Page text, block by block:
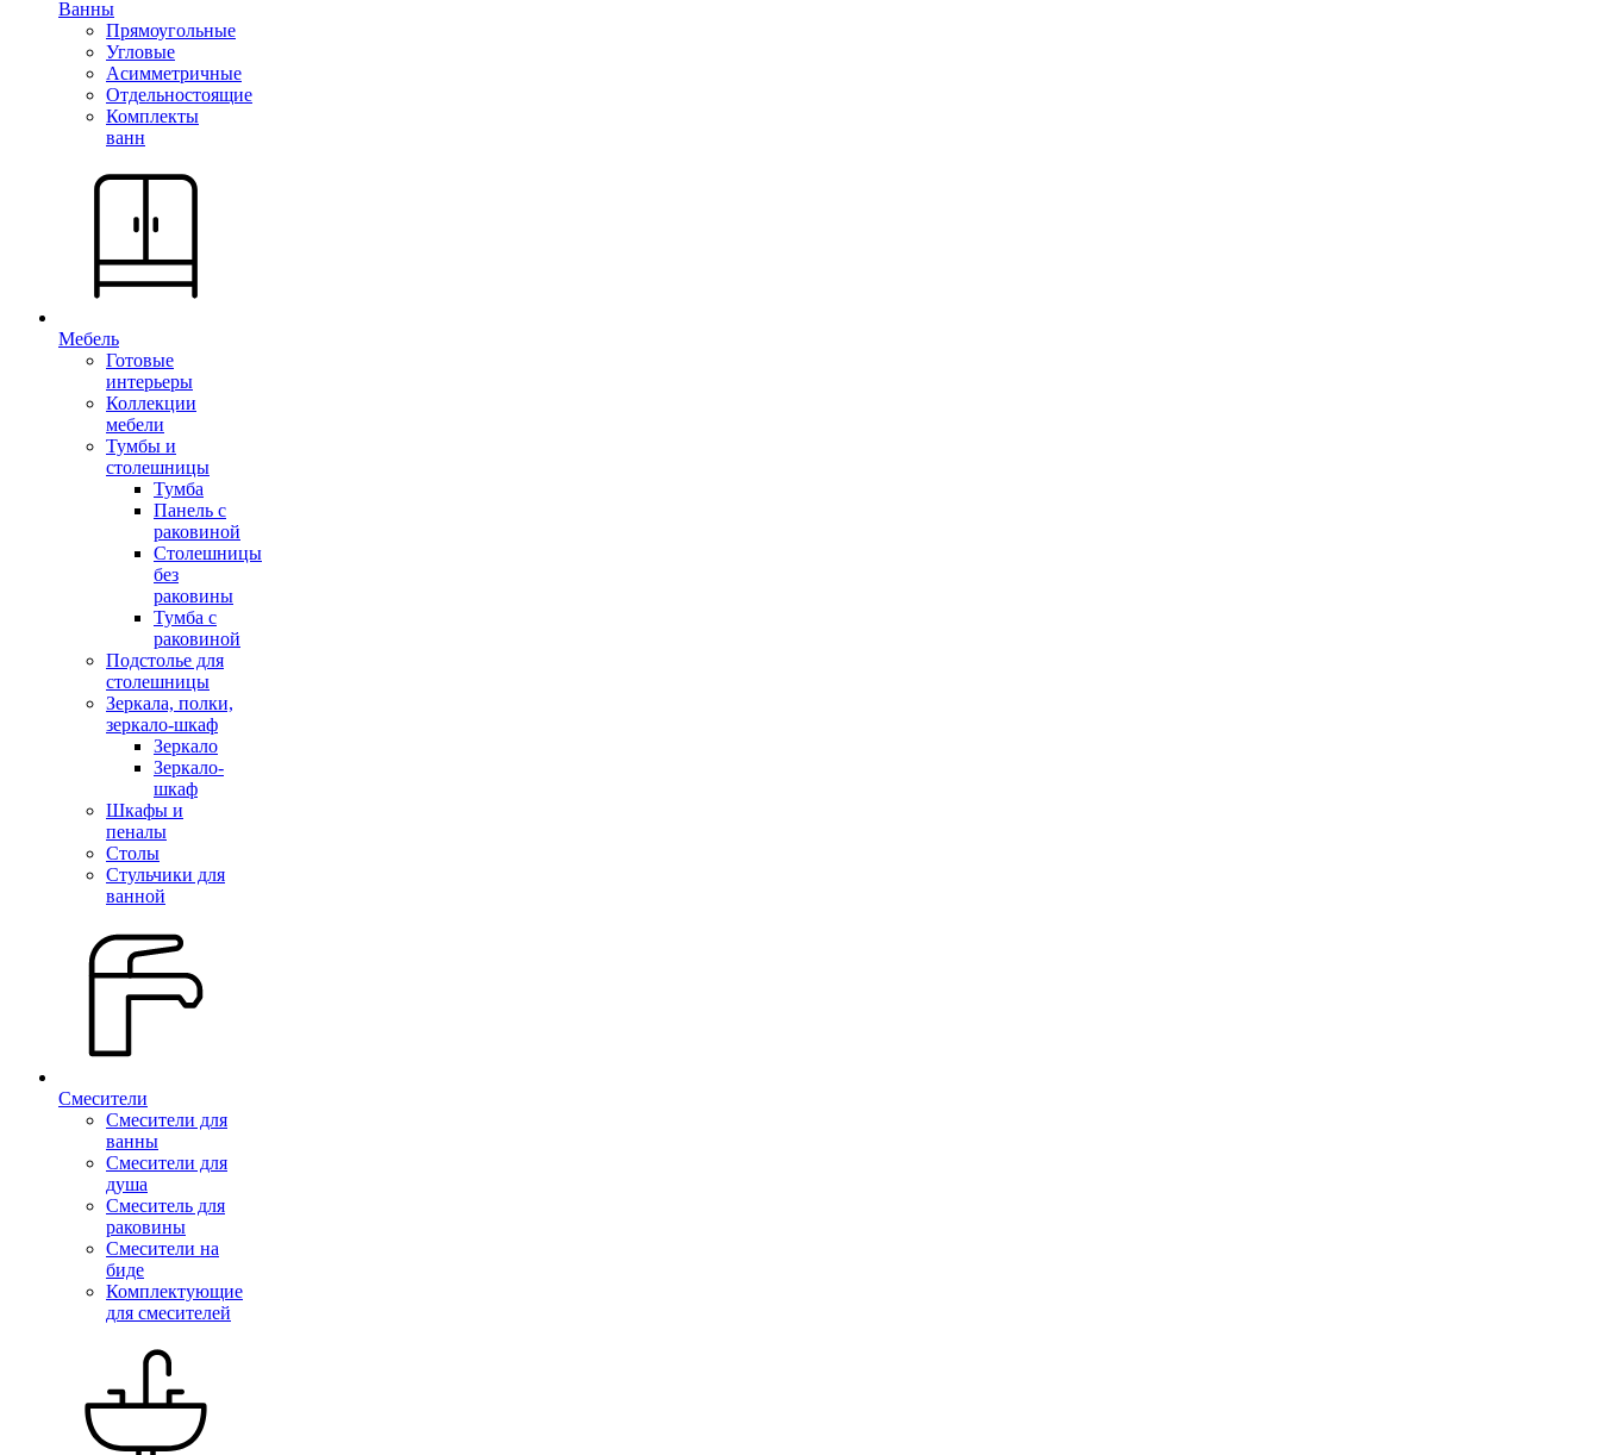
Ванны
Прямоугольные
Угловые
Асимметричные
Отдельностоящие
Комплекты
ванн
Мебель
Готовые
интерьеры
Коллекции
мебели
Тумбы и
столешницы
Тумба
Панель с
раковиной
Столешницы
без
раковины
Тумба с
раковиной
Подстолье для
столешницы
Зеркала, полки,
зеркало-шкаф
Зеркало
Зеркало-
шкаф
Шкафы и
пеналы
Столы
Стульчики для
ванной
Смесители
Смесители для
ванны
Смесители для
душа
Смеситель для
раковины
Смесители на
биде
Комплектующие
для смесителей